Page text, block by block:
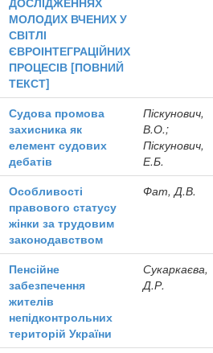
МОЛОДИХ ВЧЕНИХ У
СВІТЛІ
ЄВРОІНТЕГРАЦІЙНИХ
ПРОЦЕСІВ [ПОВНИЙ
ТЕКСТ]
Судова промова
захисника як
елемент судових
дебатів
Піскунович,
В.О.;
Піскунович,
Е.Б.
Особливості
правового статусу
жінки за трудовим
законодавством
Фат, Д.В.
Пенсійне
забезпечення
жителів
непідконтрольних
територій України
Сукаркаєва,
Д.Р.